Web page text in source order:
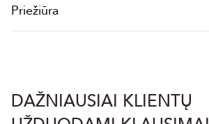
Priežiūra
DAŽNIAUSIAI KLIENTŲ